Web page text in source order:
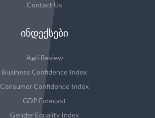
Contact Us
ᲘᲜᲓᲔᲥᲡᲔᲑᲘ
Agri Review
Business Confidence Index
Consumer Confidence Index
GDP Forecast
Gender Equality Index